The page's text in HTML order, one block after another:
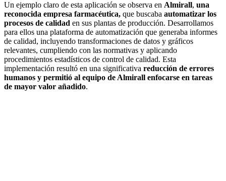
Un ejemplo claro de esta aplicación se observa en Almirall, una
reconocida empresa farmacéutica, que buscaba automatizar los
procesos de calidad en sus plantas de producción. Desarrollamos
para ellos una plataforma de automatización que generaba informes
de calidad, incluyendo transformaciones de datos y gráficos
relevantes, cumpliendo con las normativas y aplicando
procedimientos estadísticos de control de calidad. Esta
implementación resultó en una significativa reducción de errores
humanos y permitió al equipo de Almirall enfocarse en tareas
de mayor valor añadido.